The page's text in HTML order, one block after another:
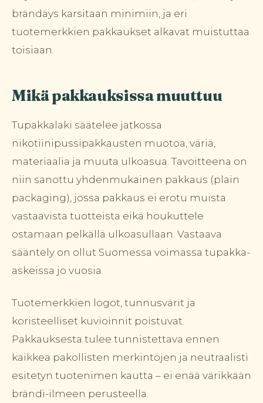
brändäys karsitaan minimiin, ja eri
tuotemerkkien pakkaukset alkavat muistuttaa
toisiaan.
Mikä pakkauksissa muuttuu
Tupakkalaki säätelee jatkossa
nikotiinipussipakkausten muotoa, väriä,
materiaalia ja muuta ulkoasua. Tavoitteena on
niin sanottu yhdenmukainen pakkaus (plain
packaging), jossa pakkaus ei erotu muista
vastaavista tuotteista eikä houkuttele
ostamaan pelkällä ulkoasullaan. Vastaava
sääntely on ollut Suomessa voimassa tupakka-
askeissa jo vuosia.
Tuotemerkkien logot, tunnusvärit ja
koristeelliset kuvioinnit poistuvat.
Pakkauksesta tulee tunnistettava ennen
kaikkea pakollisten merkintöjen ja neutraalisti
esitetyn tuotenimen kautta – ei enää värikkään
brändi-ilmeen perusteella.